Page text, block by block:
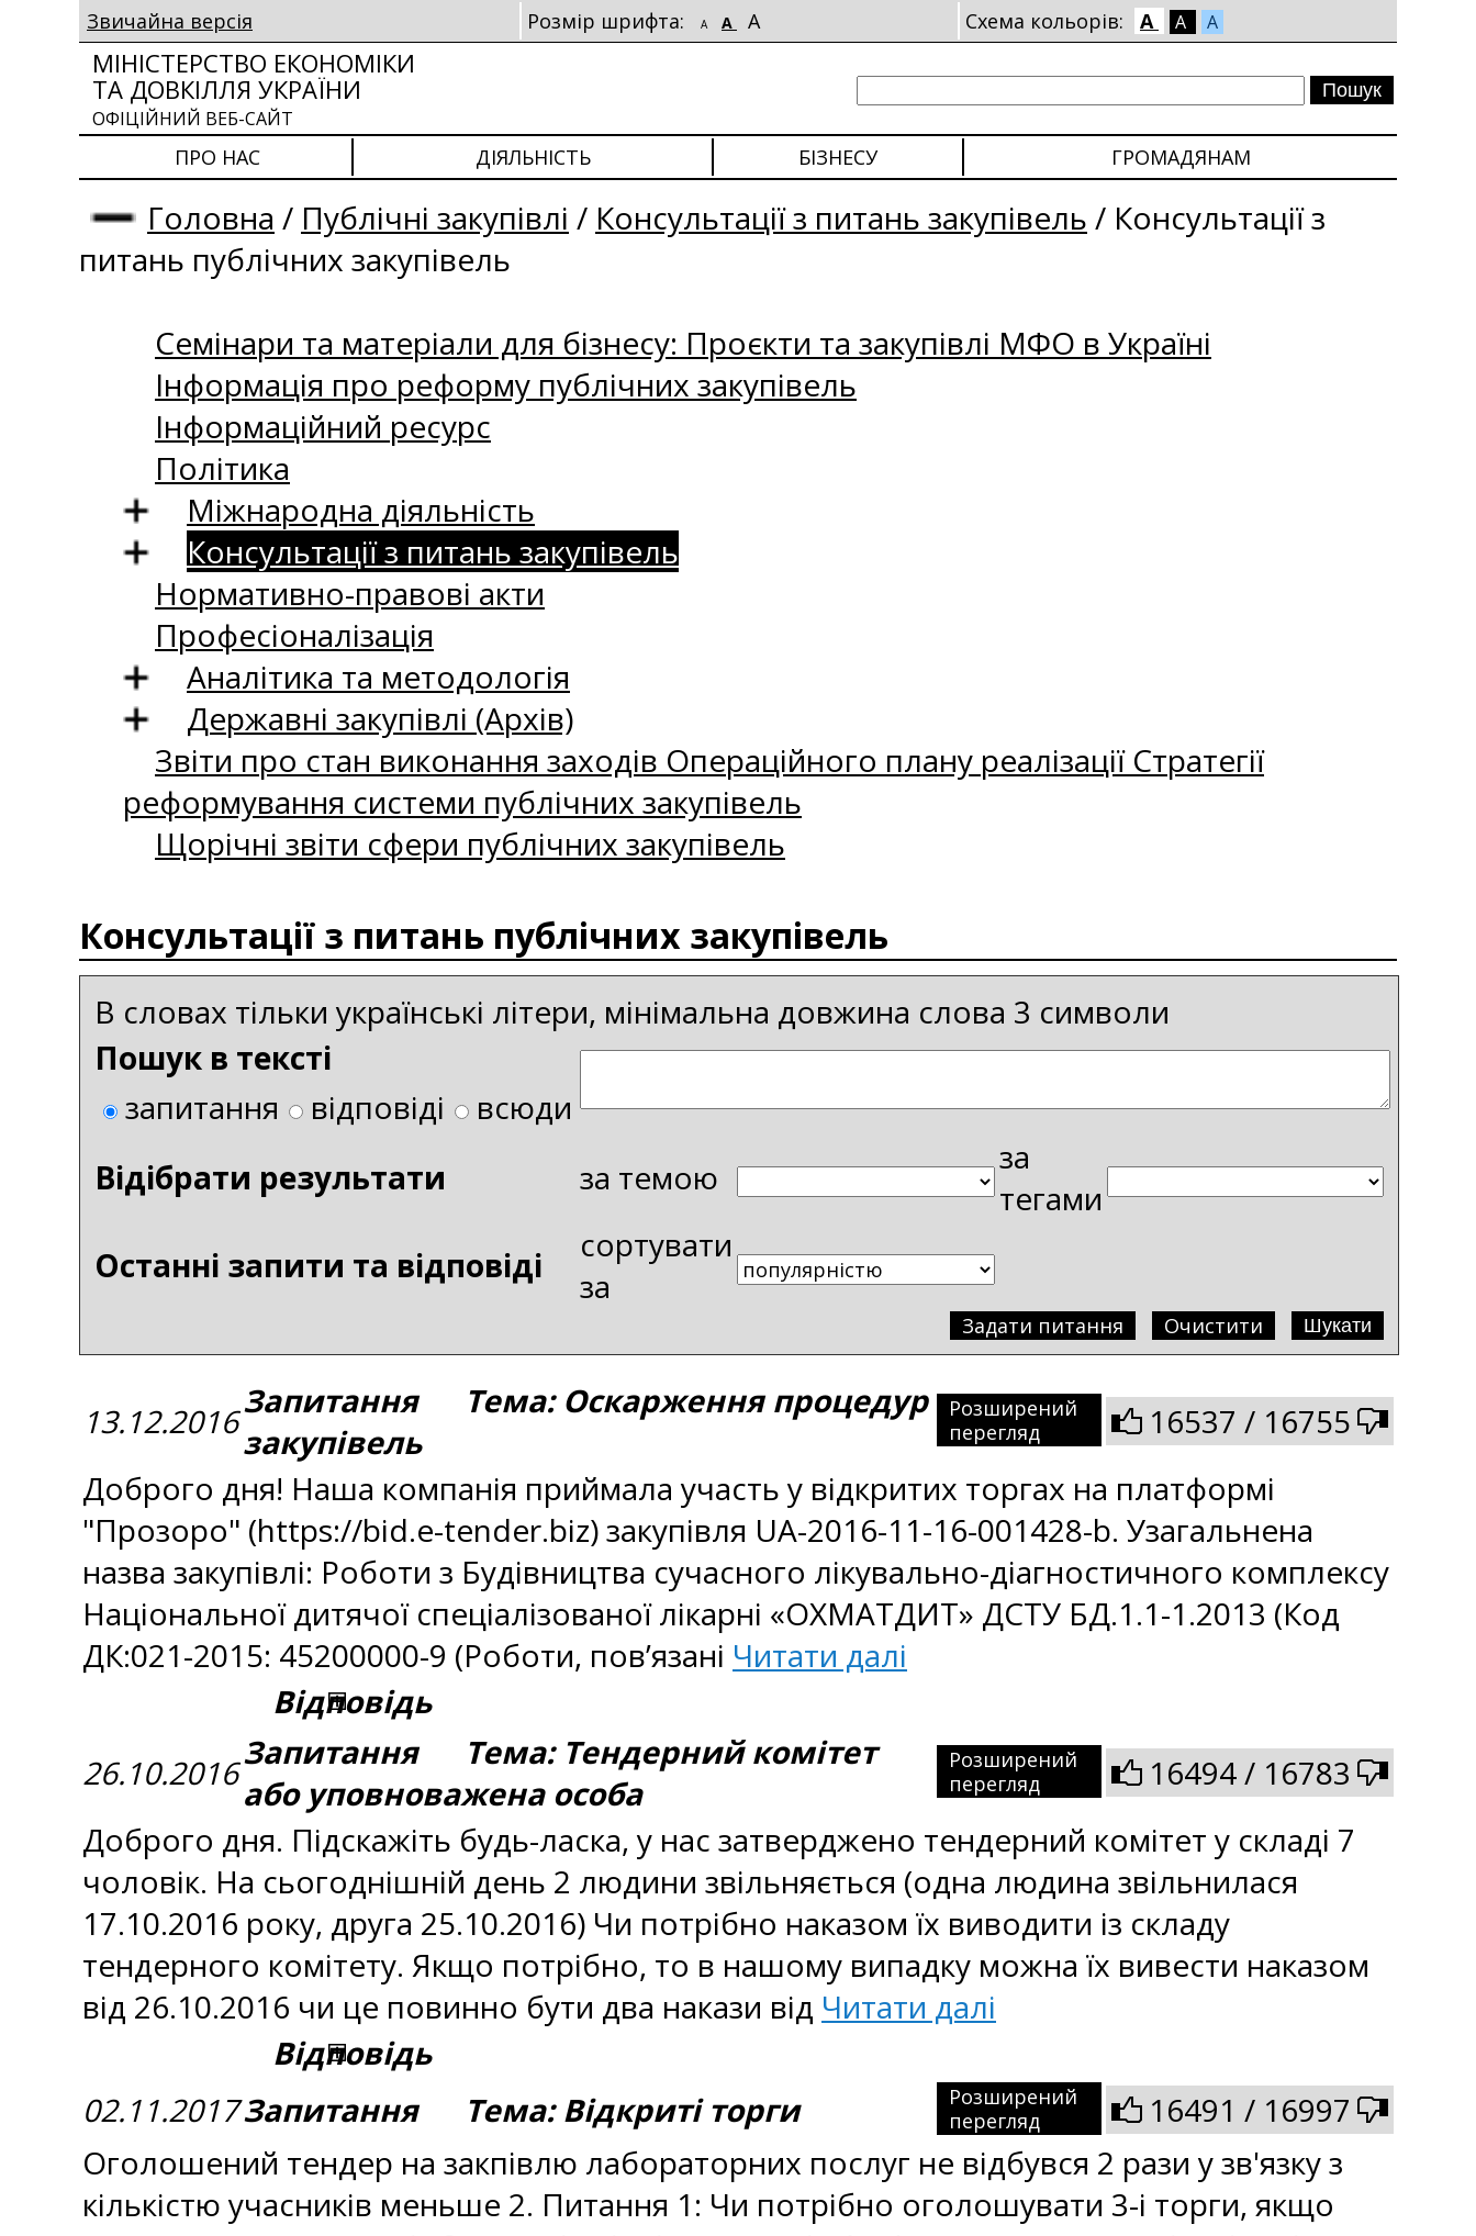
Звичайна версія Розмір шрифта: A A A Схема кольорів: A A A
МІНІСТЕРСТВО ЕКОНОМІКИ
ТА ДОВКІЛЛЯ УКРАЇНИ
ОФІЦІЙНИЙ ВЕБ-САЙТ
ПРО НАС ДІЯЛЬНІСТЬ БІЗНЕСУ ГРОМАДЯНАМ
Головна / Публічні закупівлі / Консультації з питань закупівель / Консультації з
питань публічних закупівель
Семінари та матеріали для бізнесу: Проєкти та закупівлі МФО в Україні
Інформація про реформу публічних закупівель
Інформаційний ресурс
Політика
Міжнародна діяльність
Консультації з питань закупівель
Нормативно-правові акти
Професіоналізація
Аналітика та методологія
Державні закупівлі (Архів)
Звіти про стан виконання заходів Операційного плану реалізації Стратегії
реформування системи публічних закупівель
Щорічні звіти сфери публічних закупівель
Консультації з питань публічних закупівель
В словах тільки українські літери, мінімальна довжина слова 3 символи
Пошук в тексті
запитання
відповіді
всюди
Bідібрати результати
за темою
за
тегами
Останні запити та відповіді
сортувати
за
Очистити
Задати питання
13.12.2016Запитання Тема: Оскарження процедур
закупівель
Розширений
перегляд
16537 / 16755
Доброго дня! Наша компанія приймала участь у відкритих торгах на платформі
"Прозоро" (https://bid.e-tender.biz) закупівля UA-2016-11-16-001428-b. Узагальнена
назва закупівлі: Роботи з Будівництва сучасного лікувально-діагностичного комплексу
Національної дитячої спеціалізованої лікарні «ОХМАТДИТ» ДСТУ БД.1.1-1.2013 (Код
ДК:021-2015: 45200000-9 (Роботи, пов’язані Читати далі
Відповідь
26.10.2016Запитання Тема: Тендерний комітет
або уповноважена особа
Розширений
перегляд
16494 / 16783
Доброго дня. Підскажіть будь-ласка, у нас затверджено тендерний комітет у складі 7
чоловік. На сьогоднішній день 2 людини звільняється (одна людина звільнилася
17.10.2016 року, друга 25.10.2016) Чи потрібно наказом їх виводити із складу
тендерного комітету. Якщо потрібно, то в нашому випадку можна їх вивести наказом
від 26.10.2016 чи це повинно бути два накази від Читати далі
Відповідь
02.11.2017Запитання Тема: Відкриті торги
Розширений
перегляд
16491 / 16997
Оголошений тендер на закпівлю лабораторних послуг не відбувся 2 рази у зв'язку з
кількістю учасників меньше 2. Питання 1: Чи потрібно оголошувати 3-і торги, якщо